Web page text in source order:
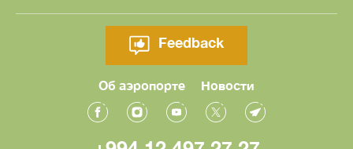
Feedback
Об аэропорте Новости